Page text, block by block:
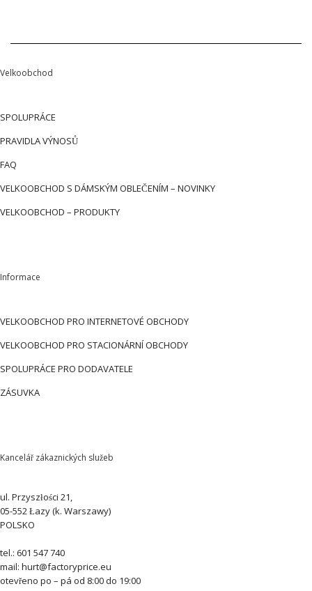
Velkoobchod
SPOLUPRÁCE
PRAVIDLA VÝNOSŮ
FAQ
VELKOOBCHOD S DÁMSKÝM OBLEČENÍM – NOVINKY
VELKOOBCHOD – PRODUKTY
Informace
VELKOOBCHOD PRO INTERNETOVÉ OBCHODY
VELKOOBCHOD PRO STACIONÁRNÍ OBCHODY
SPOLUPRÁCE PRO DODAVATELE
ZÁSUVKA
Kancelář zákaznických služeb
ul. Przyszłości 21,
05-552 Łazy (k. Warszawy)
POLSKO
tel.: 601 547 740
mail: hurt@factoryprice.eu
otevřeno po – pá od 8:00 do 19:00